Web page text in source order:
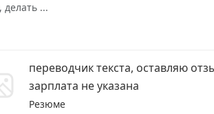
делать ...
переводчик текста, оставляю
зарплата не указана
Резюме